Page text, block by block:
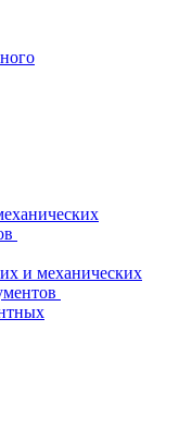
и механических